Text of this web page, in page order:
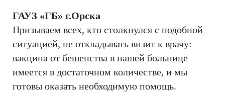
ГАУЗ «ГБ» г.Орска
Призываем всех, кто столкнулся с подобной
ситуацией, не откладывать визит к врачу:
вакцина от бешенства в нашей больнице
имеется в достаточном количестве, и мы
готовы оказать необходимую помощь.